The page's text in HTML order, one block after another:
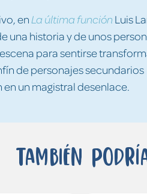
en La última función Luis
una historia y de unos
para sentirse
de personajes secundarios
un magistral desenlace.
También